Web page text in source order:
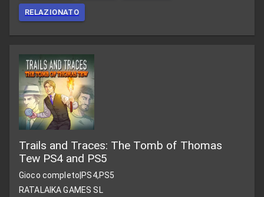
RELAZIONATO
Trails and Traces: The Tomb of Thomas
Tew PS4 and PS5
Gioco completo PS4,PS5
RATALAIKA GAMES SL